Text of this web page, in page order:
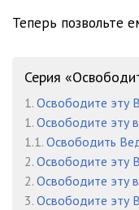
Глава 721
Глава 723
Глава 724
Глава 725
Глава 726
Теперь позвольте
Серия
1. Освободите эту
1. Освободите эту
1.1. Освободить
2. Освободите эту
2. Освободите эту
3. Освободите эту